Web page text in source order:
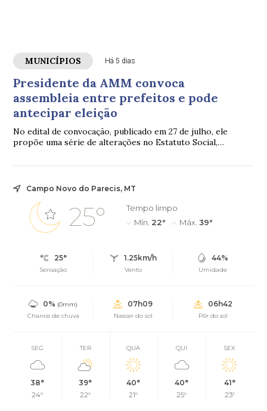
MUNICÍPIOS Há 5 dias
Presidente da AMM convoca
assembleia entre prefeitos e pode
antecipar eleição
No edital de convocação, publicado em 27 de julho, ele
propõe uma série de alterações no Estatuto Social,
Campo Novo do Parecis, MT
25°
Tempo limpo
Mín. 22° Máx. 39°
25°
Sensação
1.25km/h
Vento
44%
Umidade
0% (0mm)
Chance de chuva
07h09
Nascer do sol
06h42
Pôr do sol
SEG
38°
24°
TER
39°
22°
QUA
40°
21°
QUI
40°
25°
SEX
41°
23°